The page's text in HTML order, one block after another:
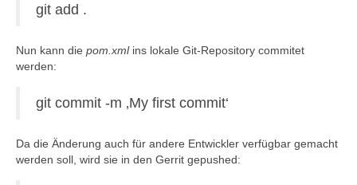
git add .
Nun kann die pom.xmlins lokale Git-Repository commitet
werden:
git commit -m ‚My first commit‘
Da die Änderung auch für andere Entwickler verfügbar gemacht
werden soll, wird sie in den Gerrit gepushed: